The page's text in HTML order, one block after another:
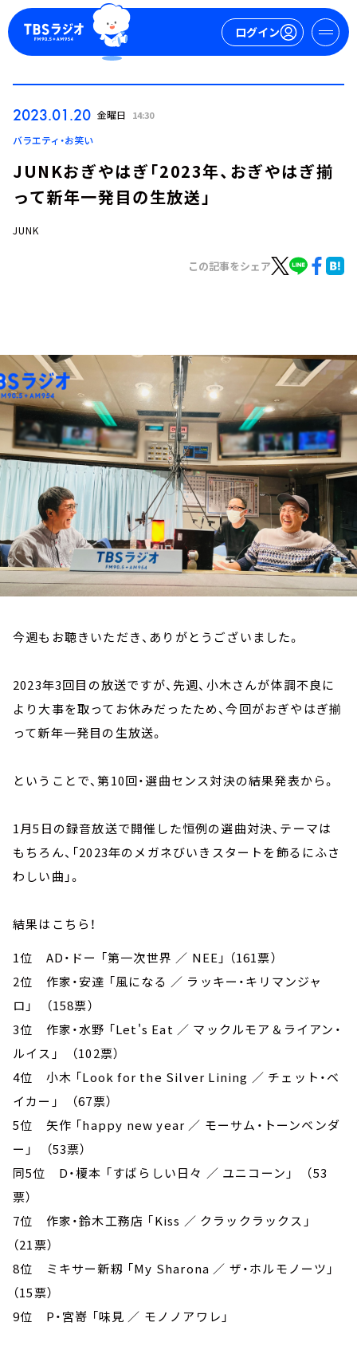
ログイン
ログイン
お知らせ
イベント・グッズ
YouTube
会社情報
2023.01.20 金曜日 14:30
バラエティ・お笑い
JUNKおぎやはぎ「2023年、おぎやはぎ揃
って新年一発目の生放送」
JUNK
この記事をシェア
今週もお聴きいただき、ありがとうございました。
2023年3回目の放送ですが、先週、小木さんが体調不良に
より大事を取ってお休みだったため、今回がおぎやはぎ揃
って新年一発目の生放送。
ということで、第10回・選曲センス対決の結果発表から。
1月5日の録音放送で開催した恒例の選曲対決、テーマは
もちろん、「2023年のメガネびいきスタートを飾るにふさ
わしい曲」。
結果はこちら！
1位 AD・ドー 「第一次世界 ／ NEE」 （161票）
2位 作家・安達 「風になる ／ ラッキー・キリマンジャ
ロ」 （158票）
3位 作家・水野 「Let's Eat ／ マックルモア＆ライアン・
ルイス」 （102票）
4位 小木 「Look for the Silver Lining ／ チェット・ベ
イカー」 （67票）
5位 矢作 「happy new year ／ モーサム・トーンベンダ
ー」 （53票）
同5位 D・榎本 「すばらしい日々 ／ ユニコーン」 （53
票）
7位 作家・鈴木工務店 「Kiss ／ クラックラックス」
（21票）
8位 ミキサー新籾 「My Sharona ／ ザ・ホルモノーツ」
（15票）
9位 P・宮嵜 「味見 ／ モノノアワレ」